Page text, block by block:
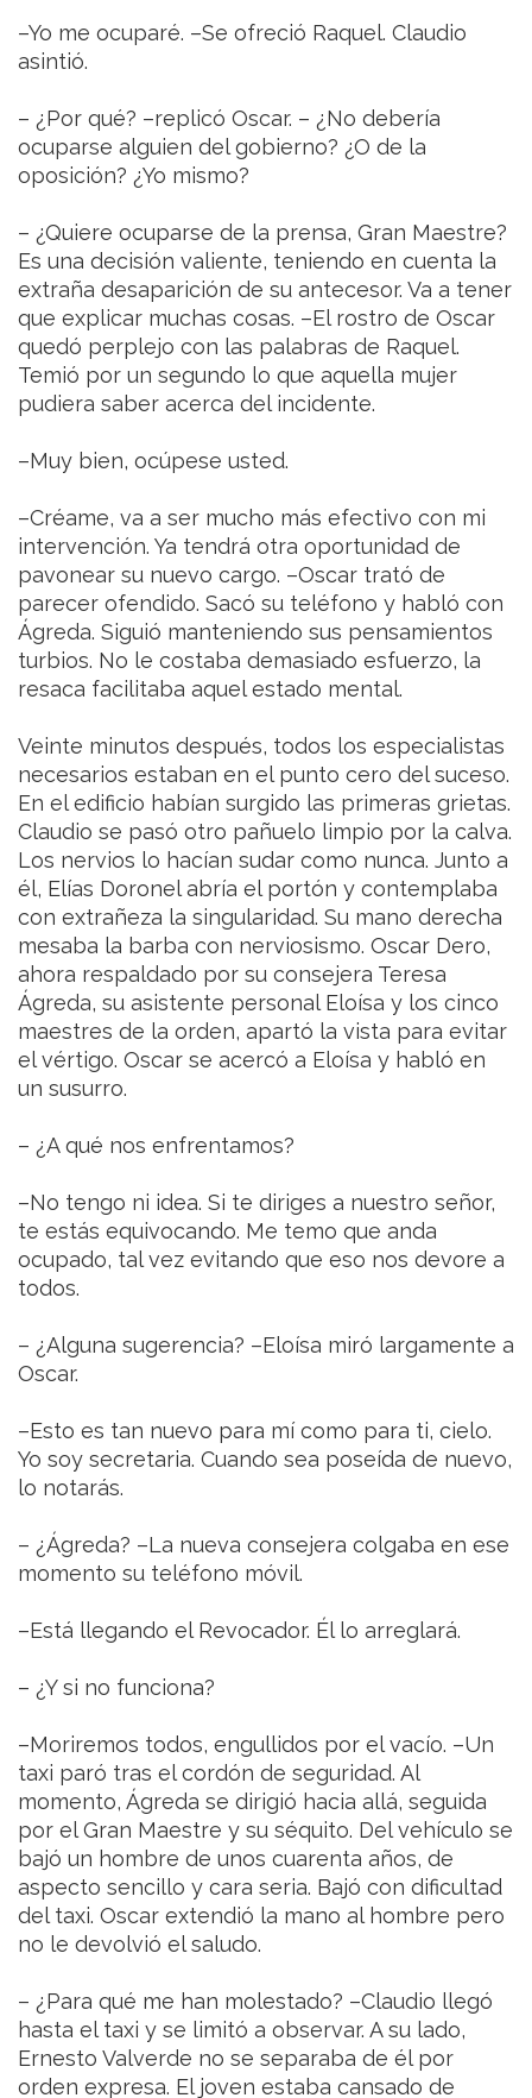
–Yo me ocuparé. –Se ofreció Raquel. Claudio
asintió.
– ¿Por qué? –replicó Oscar. – ¿No debería
ocuparse alguien del gobierno? ¿O de la
oposición? ¿Yo mismo?
– ¿Quiere ocuparse de la prensa, Gran Maestre?
Es una decisión valiente, teniendo en cuenta la
extraña desaparición de su antecesor. Va a tener
que explicar muchas cosas. –El rostro de Oscar
quedó perplejo con las palabras de Raquel.
Temió por un segundo lo que aquella mujer
pudiera saber acerca del incidente.
–Muy bien, ocúpese usted.
–Créame, va a ser mucho más efectivo con mi
intervención. Ya tendrá otra oportunidad de
pavonear su nuevo cargo. –Oscar trató de
parecer ofendido. Sacó su teléfono y habló con
Ágreda. Siguió manteniendo sus pensamientos
turbios. No le costaba demasiado esfuerzo, la
resaca facilitaba aquel estado mental.
Veinte minutos después, todos los especialistas
necesarios estaban en el punto cero del suceso.
En el edificio habían surgido las primeras grietas.
Claudio se pasó otro pañuelo limpio por la calva.
Los nervios lo hacían sudar como nunca. Junto a
él, Elías Doronel abría el portón y contemplaba
con extrañeza la singularidad. Su mano derecha
mesaba la barba con nerviosismo. Oscar Dero,
ahora respaldado por su consejera Teresa
Ágreda, su asistente personal Eloísa y los cinco
maestres de la orden, apartó la vista para evitar
el vértigo. Oscar se acercó a Eloísa y habló en
un susurro.
– ¿A qué nos enfrentamos?
–No tengo ni idea. Si te diriges a nuestro señor,
te estás equivocando. Me temo que anda
ocupado, tal vez evitando que eso nos devore a
todos.
– ¿Alguna sugerencia? –Eloísa miró largamente a
Oscar.
–Esto es tan nuevo para mí como para ti, cielo.
Yo soy secretaria. Cuando sea poseída de nuevo,
lo notarás.
– ¿Ágreda? –La nueva consejera colgaba en ese
momento su teléfono móvil.
–Está llegando el Revocador. Él lo arreglará.
– ¿Y si no funciona?
–Moriremos todos, engullidos por el vacío. –Un
taxi paró tras el cordón de seguridad. Al
momento, Ágreda se dirigió hacia allá, seguida
por el Gran Maestre y su séquito. Del vehículo se
bajó un hombre de unos cuarenta años, de
aspecto sencillo y cara seria. Bajó con dificultad
del taxi. Oscar extendió la mano al hombre pero
no le devolvió el saludo.
– ¿Para qué me han molestado? –Claudio llegó
hasta el taxi y se limitó a observar. A su lado,
Ernesto Valverde no se separaba de él por
orden expresa. El joven estaba cansado de